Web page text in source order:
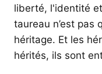
liberté, l'identité
taureau n’est pas
héritage. Et les
hérités, ils sont